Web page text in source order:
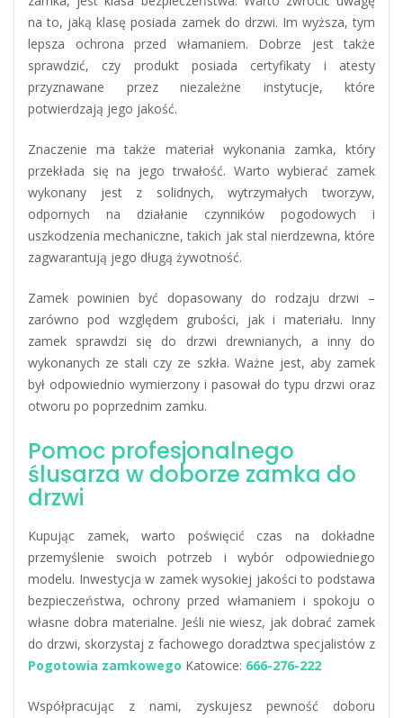
na to, jaką klasę posiada zamek do drzwi. Im wyższa, tym
lepsza ochrona przed włamaniem. Dobrze jest także
sprawdzić, czy produkt posiada certyfikaty i atesty
przyznawane przez niezależne instytucje, które
potwierdzają jego jakość.
Znaczenie ma także materiał wykonania zamka, który
przekłada się na jego trwałość. Warto wybierać zamek
wykonany jest z solidnych, wytrzymałych tworzyw,
odpornych na działanie czynników pogodowych i
uszkodzenia mechaniczne, takich jak stal nierdzewna, które
zagwarantują jego długą żywotność.
Zamek powinien być dopasowany do rodzaju drzwi –
zarówno pod względem grubości, jak i materiału. Inny
zamek sprawdzi się do drzwi drewnianych, a inny do
wykonanych ze stali czy ze szkła. Ważne jest, aby zamek
był odpowiednio wymierzony i pasował do typu drzwi oraz
otworu po poprzednim zamku.
Pomoc profesjonalnego
ślusarza w doborze zamka do
drzwi
Kupując zamek, warto poświęcić czas na dokładne
przemyślenie swoich potrzeb i wybór odpowiedniego
modelu. Inwestycja w zamek wysokiej jakości to podstawa
bezpieczeństwa, ochrony przed włamaniem i spokoju o
własne dobra materialne. Jeśli nie wiesz, jak dobrać zamek
do drzwi, skorzystaj z fachowego doradztwa specjalistów z
Pogotowia zamkowego Katowice: 666-276-222
Współpracując z nami, zyskujesz pewność doboru